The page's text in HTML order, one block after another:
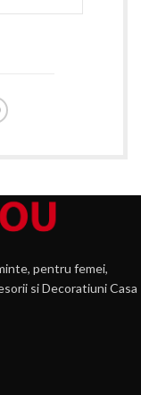
pentru femei,
si Decoratiuni Casa